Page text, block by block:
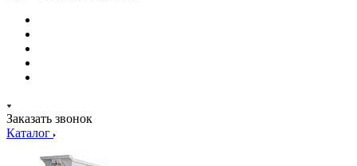
Заказать звонок
Каталог